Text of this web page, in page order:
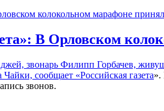
В Орловском
звонарь Филипп Горбачев,
Чайки, сообщает «Российская газета».
звонов.